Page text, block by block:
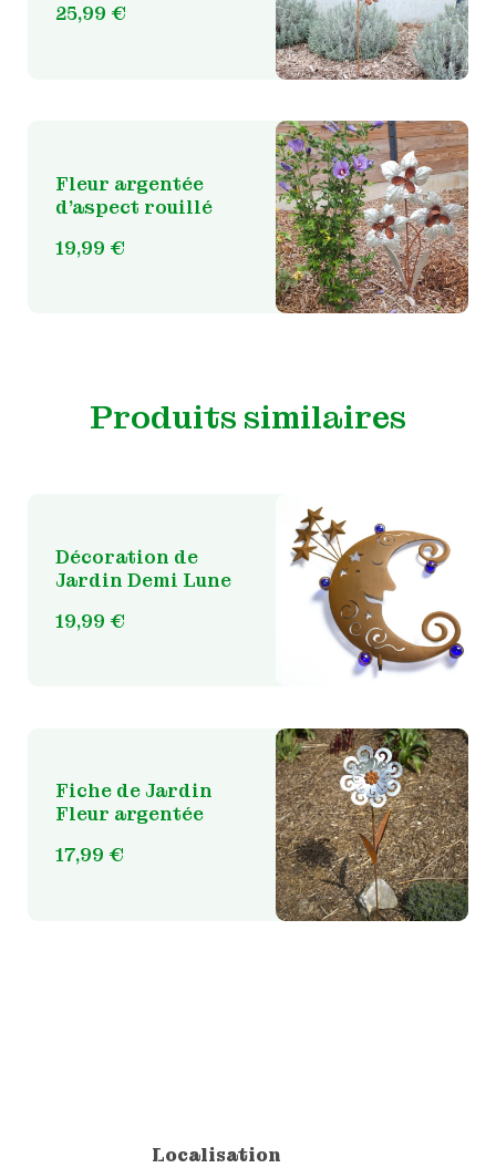
25,99 €
Fleur argentée
d’aspect rouillé
19,99 €
Produits similaires
Décoration de
Jardin Demi Lune
19,99 €
Fiche de Jardin
Fleur argentée
17,99 €
Localisation